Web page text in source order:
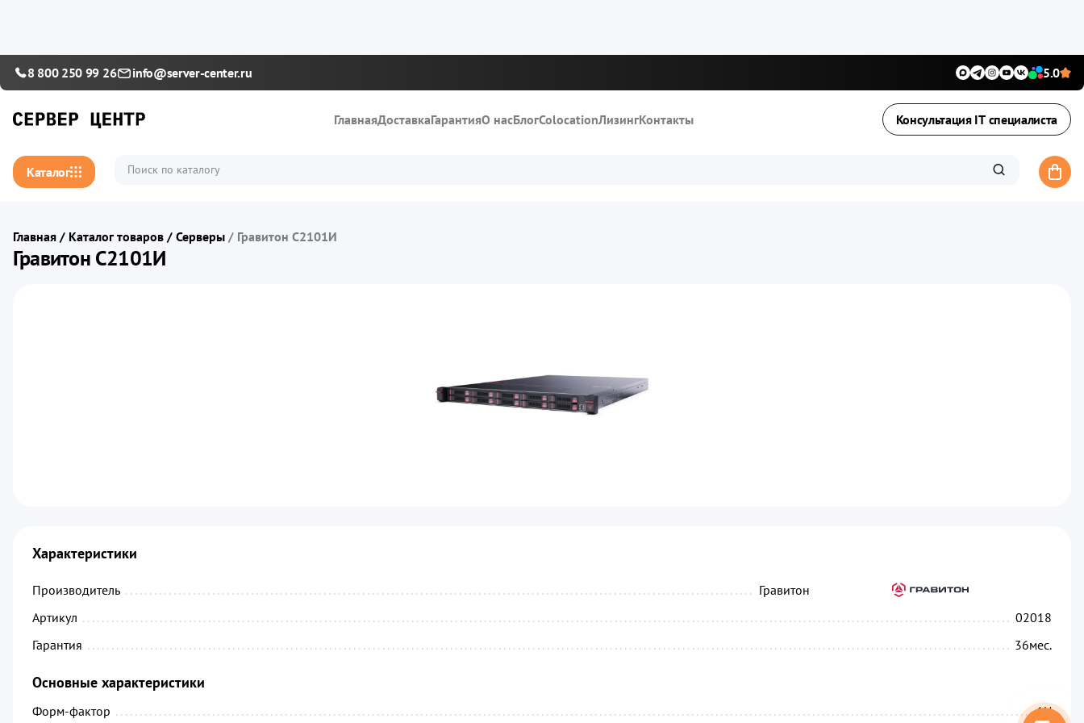
8 800 250 99 26 info@server-center.ru 5.0
ГлавнаяДоставкаГарантияО насБлогColocationЛизингКонтакты Консультация IT специалиста
Каталог
Главная / Каталог товаров / Серверы / Гравитон С2101И
Гравитон С2101И
Характеристики
Производитель
Гравитон
Артикул ........................................................................................................................................................................................................
02018
Гарантия ........................................................................................................................................................................................................
36мес.
Основные характеристики
Форм-фактор ........................................................................................................................................................................................................
1U